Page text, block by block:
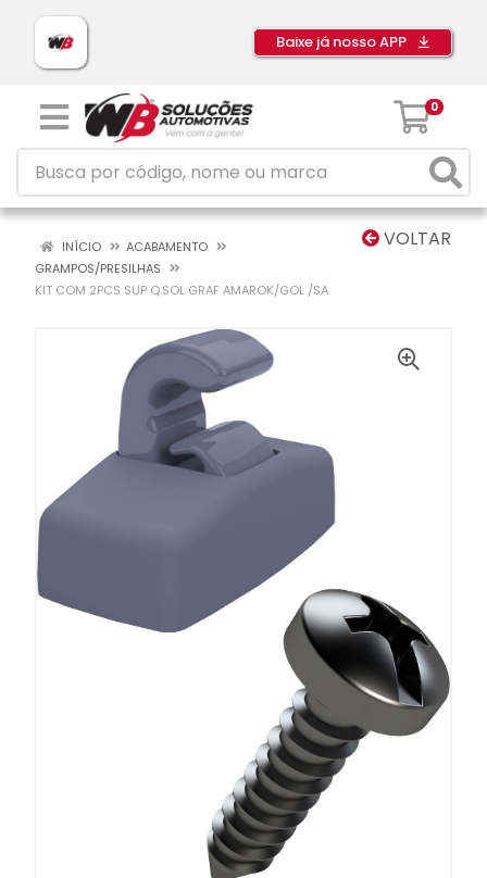
Baixe já nosso APP
0
VOLTAR
INÍCIO
ACABAMENTO
GRAMPOS/PRESILHAS
KIT COM 2PCS SUP Q.SOL GRAF AMAROK/GOL /SA